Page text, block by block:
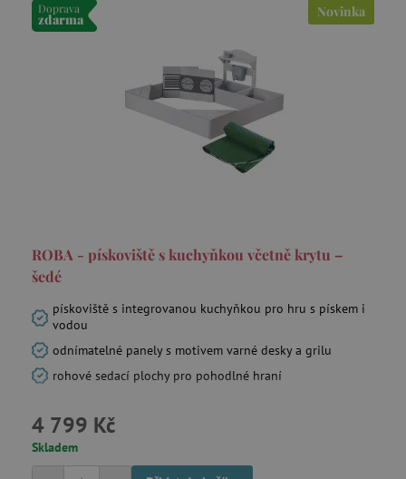
Doprava
zdarma Novinka
ROBA - pískoviště s kuchyňkou včetně krytu –
šedé
pískoviště s integrovanou kuchyňkou pro hru s pískem i
vodou
odnímatelné panely s motivem varné desky a grilu
rohové sedací plochy pro pohodlné hraní
4 799 Kč
Skladem